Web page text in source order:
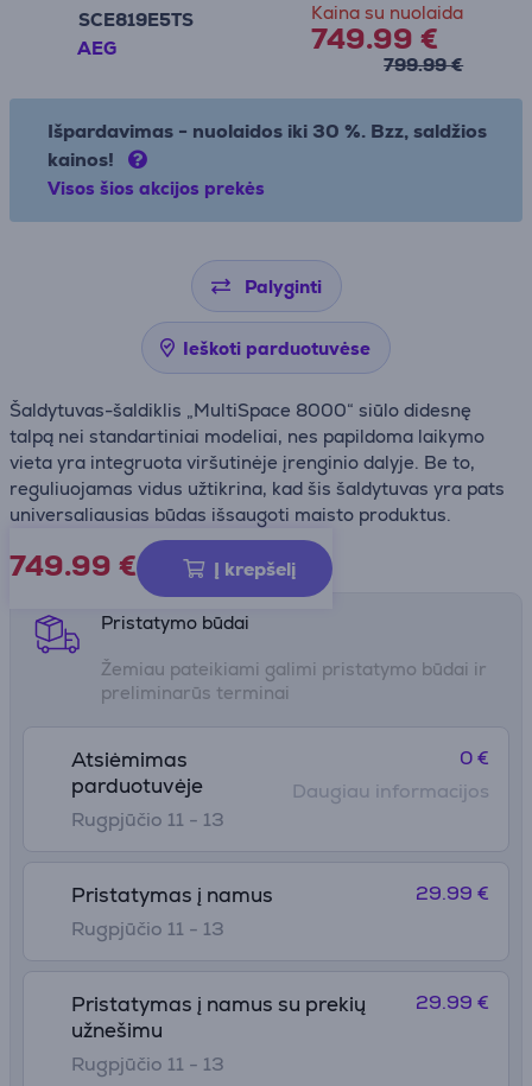
SCE819E5TS
AEG
Kaina su nuolaida
749.99 €
799.99 €
Išpardavimas - nuolaidos iki 30 %. Bzz, saldžios
kainos!
Visos šios akcijos prekės
Palyginti
Ieškoti parduotuvėse
Šaldytuvas-šaldiklis „MultiSpace 8000“ siūlo didesnę
talpą nei standartiniai modeliai, nes papildoma laikymo
vieta yra integruota viršutinėje įrenginio dalyje. Be to,
reguliuojamas vidus užtikrina, kad šis šaldytuvas yra pats
universaliausias būdas išsaugoti maisto produktus.
749.99 € Į krepšelį
Gaminio informacijos lapas
Pristatymo būdai
Žemiau pateikiami galimi pristatymo būdai ir
preliminarūs terminai
Atsiėmimas
parduotuvėje
Rugpjūčio 11 - 13
0 €
Daugiau informacijos
Pristatymas į namus
Rugpjūčio 11 - 13
29.99 €
Pristatymas į namus su prekių
užnešimu
Rugpjūčio 11 - 13
29.99 €